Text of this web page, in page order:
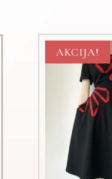
AKCIJA!